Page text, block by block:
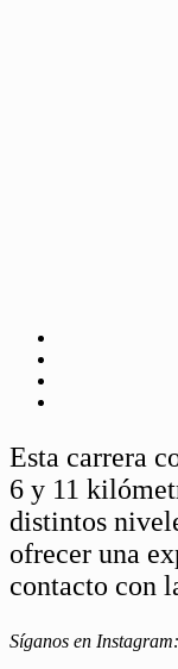
Esta carrera
6 y 11
distintos
ofrecer una
contacto con
Síganos en Instagram: